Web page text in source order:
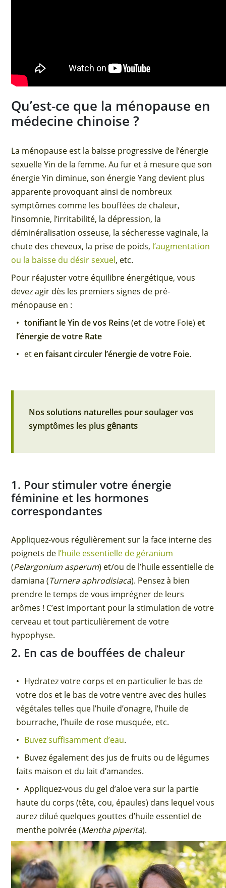
Qu’est-ce que la ménopause en
médecine chinoise ?
La ménopause est la baisse progressive de l’énergie
sexuelle Yin de la femme. Au fur et à mesure que son
énergie Yin diminue, son énergie Yang devient plus
apparente provoquant ainsi de nombreux
symptômes comme les bouffées de chaleur,
l’insomnie, l’irritabilité, la dépression, la
déminéralisation osseuse, la sécheresse vaginale, la
chute des cheveux, la prise de poids, l’augmentation
ou la baisse du désir sexuel, etc.
Pour réajuster votre équilibre énergétique, vous
devez agir dès les premiers signes de pré-
ménopause en :
tonifiant le Yin de vos Reins (et de votre Foie)et
l’énergie de votre Rate
eten faisant circuler l’énergie de votre Foie.
Nos solutions naturelles pour soulager vos
symptômes les plus gênants
1. Pour stimuler votre énergie
féminine et les hormones
correspondantes
Appliquez-vous régulièrement sur la face interne des
poignets de l’huile essentielle de géranium
(Pelargonium asperum) et/ou de l’huile essentielle de
damiana (Turnera aphrodisiaca). Pensez à bien
prendre le temps de vous imprégner de leurs
arômes ! C’est important pour la stimulation de votre
cerveau et tout particulièrement de votre
hypophyse.
2. En cas de bouffées de chaleur
Hydratez votre corps et en particulier le bas de
votre dos et le bas de votre ventre avec des huiles
végétales telles que l’huile d’onagre, l’huile de
bourrache, l’huile de rose musquée, etc.
Buvez suffisamment d’eau.
Buvez également des jus de fruits ou de légumes
faits maison et du lait d’amandes.
Appliquez-vous du gel d’aloe vera sur la partie
haute du corps (tête, cou, épaules) dans lequel vous
aurez dilué quelques gouttes d’huile essentiel de
menthe poivrée (Mentha piperita).